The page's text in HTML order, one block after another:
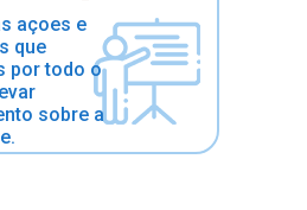
açoes e
que
por todo o
sobre a